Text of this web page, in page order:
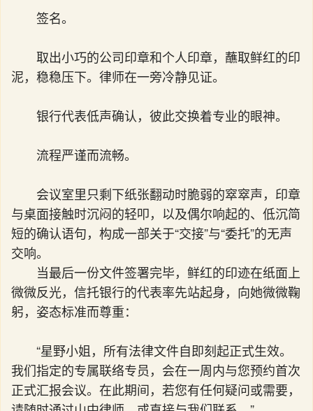
签名。
取出小巧的公司印章和个人印章，蘸取鲜红的印
泥，稳稳压下。律师在一旁冷静见证。
银行代表低声确认，彼此交换着专业的眼神。
流程严谨而流畅。
会议室里只剩下纸张翻动时脆弱的窣窣声，印章
与桌面接触时沉闷的轻叩，以及偶尔响起的、低沉简
短的确认语句，构成一部关于“交接”与“委托”的无声
交响。
当最后一份文件签署完毕，鲜红的印迹在纸面上
微微反光，信托银行的代表率先站起身，向她微微鞠
躬，姿态标准而尊重：
“星野小姐，所有法律文件自即刻起正式生效。
我们指定的专属联络专员，会在一周内与您预约首次
正式汇报会议。在此期间，若您有任何疑问或需要，